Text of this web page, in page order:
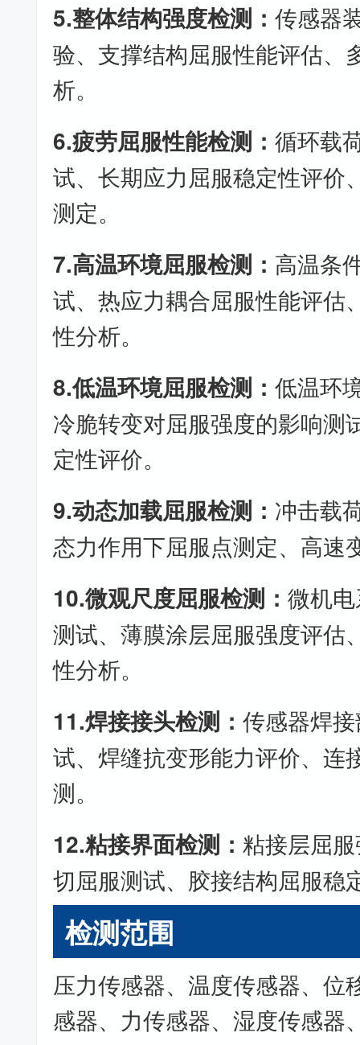
5.整体结构强度检测：传感器
验、支撑结构屈服性能评估、
析。
6.疲劳屈服性能检测：循环载
试、长期应力屈服稳定性评价
测定。
7.高温环境屈服检测： 高温条
试、热应力耦合屈服性能评估
性分析。
8.低温环境屈服检测：低温环
冷脆转变对屈服强度的影响测
定性评价。
9.动态加载屈服检测： 冲击载
态力作用下屈服点测定、高速
10.微观尺度屈服检测：微机
测试、薄膜涂层屈服强度评估
性分析。
11.焊接接头检测：传感器焊
试、焊缝抗变形能力评价、连
测。
12.粘接界面检测：粘接层屈
切屈服测试、胶接结构屈服稳
检测范围
压力传感器、温度传感器、位
感器、力传感器、湿度传感器